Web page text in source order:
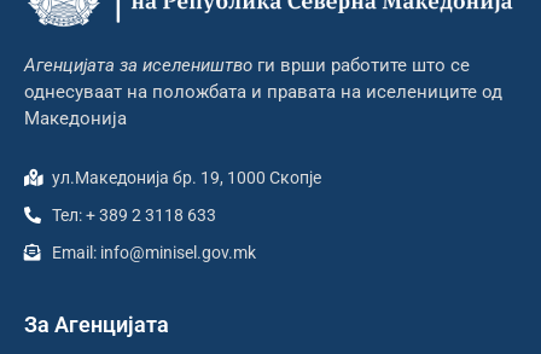
Агенцијата за иселеништво ги врши работите што се
однесуваат на положбата и правата на иселениците од
Македонија
ул.Македонија бр. 19, 1000 Скопје
Тел: + 389 2 3118 633
Email: info@minisel.gov.mk
За Агенцијата